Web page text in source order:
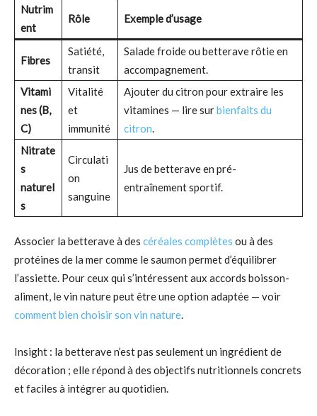
Nutrim
ent
Rôle Exemple d’usage
Fibres
Satiété,
transit
Salade froide ou betterave rôtie en
accompagnement.
Vitami
nes (B,
C)
Vitalité
et
immunité
Ajouter du citron pour extraire les
vitamines — lire surbienfaits du
citron.
Nitrate
s
naturel
s
Circulati
on
sanguine
Jus de betterave en pré-
entraînement sportif.
Associer la betterave à des céréales complètes ou à des
protéines de la mer comme le saumon permet d’équilibrer
l’assiette. Pour ceux qui s’intéressent aux accords boisson-
aliment, le vin nature peut être une option adaptée — voir
comment bien choisir son vin nature.
Insight : la betterave n’est pas seulement un ingrédient de
décoration ; elle répond à des objectifs nutritionnels concrets
et faciles à intégrer au quotidien.